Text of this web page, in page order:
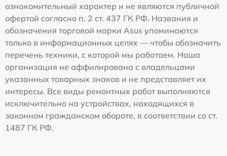
ознакомительный характер и не являются публичной
офертой согласно п. 2 ст. 437 ГК РФ. Названия и
обозначения торговой марки Asus упоминаются
только в информационных целях — чтобы обозначить
перечень техники, с которой мы работаем. Наша
организация не аффилирована с владельцами
указанных товарных знаков и не представляет их
интересы. Все виды ремонтных работ выполняются
исключительно на устройствах, находящихся в
законном гражданском обороте, в соответствии со ст.
1487 ГК РФ.